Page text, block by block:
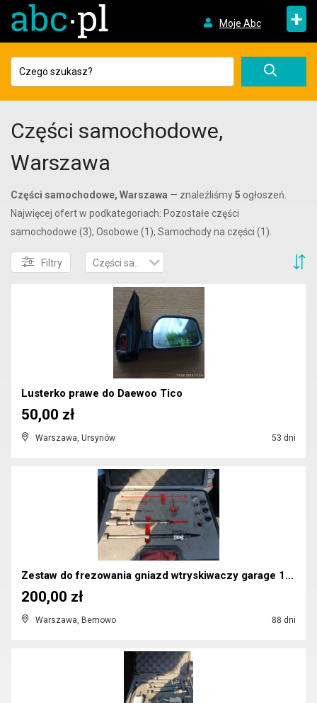
Moje Abc +
Części samochodowe,
Warszawa
Części samochodowe, Warszawa — znaleźliśmy5 ogłoszeń.
Najwięcej ofert w podkategoriach: Pozostałe części
samochodowe (3), Osobowe (1), Samochody na części (1).
Filtry Części samochodowe
Lusterko prawe do Daewoo Tico
Warszawa, Ursynów 53 dni
50,00 zł
Zestaw do frezowania gniazd wtryskiwaczy garage 13...
Warszawa, Bemowo 88 dni
200,00 zł